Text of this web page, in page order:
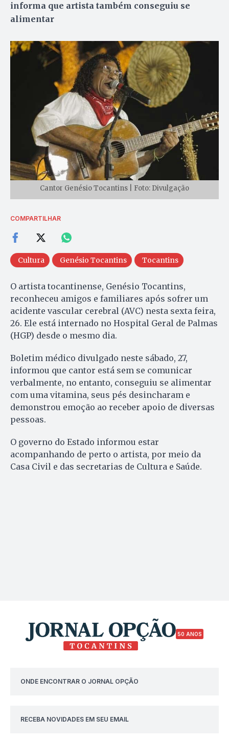
informa que artista também conseguiu se
alimentar
Cantor Genésio Tocantins | Foto: Divulgação
COMPARTILHAR
Cultura Genésio Tocantins Tocantins
O artista tocantinense, Genésio Tocantins,
reconheceu amigos e familiares após sofrer um
acidente vascular cerebral (AVC) nesta sexta feira,
26. Ele está internado no Hospital Geral de Palmas
(HGP) desde o mesmo dia.
Boletim médico divulgado neste sábado, 27,
informou que cantor está sem se comunicar
verbalmente, no entanto, conseguiu se alimentar
com uma vitamina, seus pés desincharam e
demonstrou emoção ao receber apoio de diversas
pessoas.
O governo do Estado informou estar
acompanhando de perto o artista, por meio da
Casa Civil e das secretarias de Cultura e Saúde.
50 ANOS
ONDE ENCONTRAR O JORNAL OPÇÃO
RECEBA NOVIDADES EM SEU EMAIL